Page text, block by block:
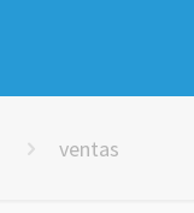
ventas